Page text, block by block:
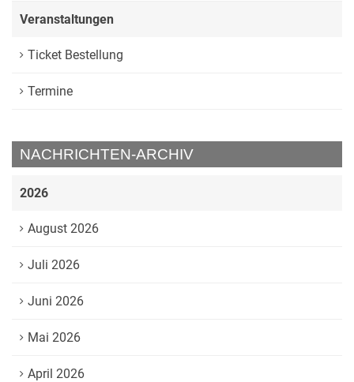
Veranstaltungen
Ticket Bestellung
Termine
NACHRICHTEN-ARCHIV
2026
August 2026
Juli 2026
Juni 2026
Mai 2026
April 2026